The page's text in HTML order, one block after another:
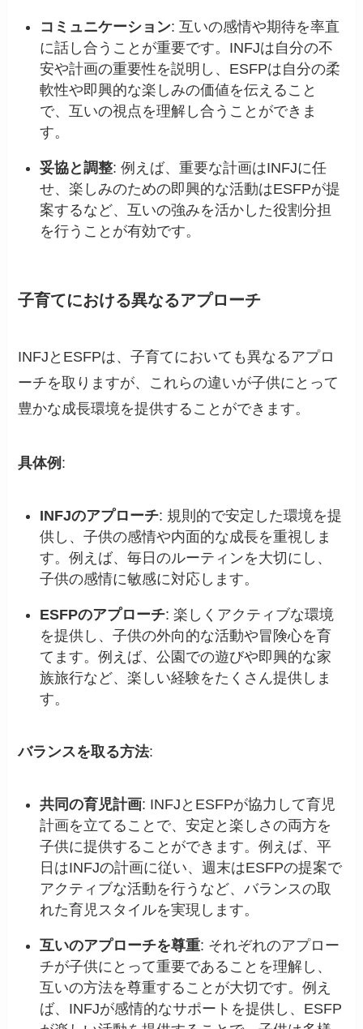
コミュニケーション: 互いの感情や期待を率直
に話し合うことが重要です。INFJは自分の不
安や計画の重要性を説明し、ESFPは自分の柔
軟性や即興的な楽しみの価値を伝えること
で、互いの視点を理解し合うことができま
す。
妥協と調整: 例えば、重要な計画はINFJに任
せ、楽しみのための即興的な活動はESFPが提
案するなど、互いの強みを活かした役割分担
を行うことが有効です。
子育てにおける異なるアプローチ
INFJとESFPは、子育てにおいても異なるアプロ
ーチを取りますが、これらの違いが子供にとって
豊かな成長環境を提供することができます。
具体例 :
INFJのアプローチ: 規則的で安定した環境を提
供し、子供の感情や内面的な成長を重視しま
す。例えば、毎日のルーティンを大切にし、
子供の感情に敏感に対応します。
ESFPのアプローチ: 楽しくアクティブな環境
を提供し、子供の外向的な活動や冒険心を育
てます。例えば、公園での遊びや即興的な家
族旅行など、楽しい経験をたくさん提供しま
す。
バランスを取る方法:
共同の育児計画: INFJとESFPが協力して育児
計画を立てることで、安定と楽しさの両方を
子供に提供することができます。例えば、平
日はINFJの計画に従い、週末はESFPの提案で
アクティブな活動を行うなど、バランスの取
れた育児スタイルを実現します。
互いのアプローチを尊重: それぞれのアプロー
チが子供にとって重要であることを理解し、
互いの方法を尊重することが大切です。例え
ば、INFJが感情的なサポートを提供し、ESFP